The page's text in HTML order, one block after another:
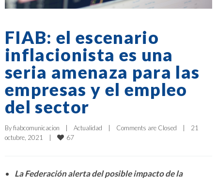
FIAB: el escenario
inflacionista es una
seria amenaza para las
empresas y el empleo
del sector
By fiabcomunicacion Actualidad Comments are Closed
21
octubre, 2021
67
La Federación alerta del posible impacto de la